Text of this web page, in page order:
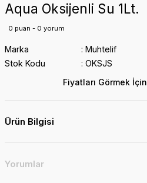
Aqua Oksijenli Su 1Lt.
0 puan - 0 yorum
Marka
Muhtelif
Stok Kodu
OKSJS
Fiyatları Görmek İçin
Ürün Bilgisi
Yorumlar